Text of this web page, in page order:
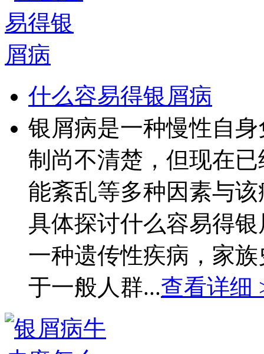
什么容易得银屑病
银屑病是一种慢性自
制尚不清楚，但现在
能紊乱等多种因素与
具体探讨什么容易得
一种遗传性疾病，家
于一般人群...查看详细